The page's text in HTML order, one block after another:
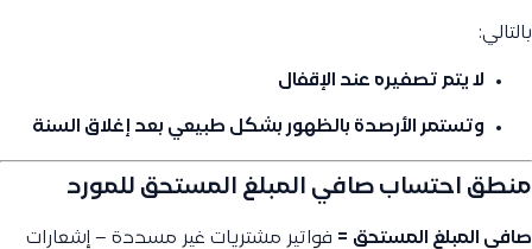
بالتالي:
لا يتم تصفيره عند الإقفال
وتستمر الأرصدة بالظهور بشكل طبيعي بعد إغلاق السنة
منطق احتساب صافي المبلغ المستحق للمورد
صافي المبلغ المستحق = فواتير مشتريات غير مسددة – إشعارات